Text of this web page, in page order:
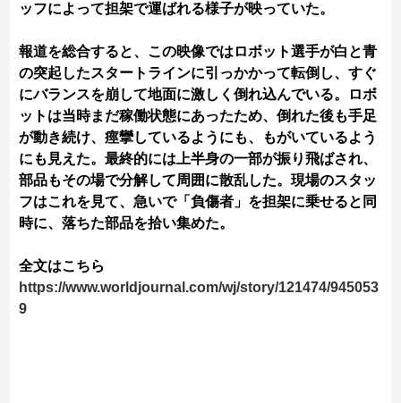
ッフによって担架で運ばれる様子が映っていた。
報道を総合すると、この映像ではロボット選手が白と青
の突起したスタートラインに引っかかって転倒し、すぐ
にバランスを崩して地面に激しく倒れ込んでいる。ロボ
ットは当時まだ稼働状態にあったため、倒れた後も手足
が動き続け、痙攣しているようにも、もがいているよう
にも見えた。最終的には上半身の一部が振り飛ばされ、
部品もその場で分解して周囲に散乱した。現場のスタッ
フはこれを見て、急いで「負傷者」を担架に乗せると同
時に、落ちた部品を拾い集めた。
全文はこちら
https://www.worldjournal.com/wj/story/121474/945053
9